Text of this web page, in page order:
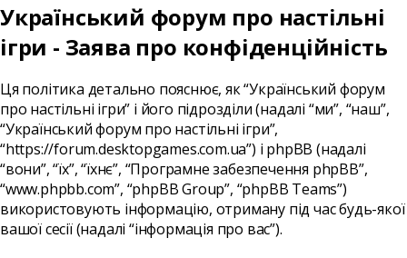
Український форум про настільні
ігри - Заява про конфіденційність
Ця політика детально пояснює, як “Український форум
про настільні ігри” і його підрозділи (надалі “ми”, “наш”,
“Український форум про настільні ігри”,
“https://forum.desktopgames.com.ua”) і phpBB (надалі
“вони”, “їх”, “їхнє”, “Програмне забезпечення phpBB”,
“www.phpbb.com”, “phpBB Group”, “phpBB Teams”)
використовують інформацію, отриману під час будь-якої
вашої сесії (надалі “інформація про вас”).